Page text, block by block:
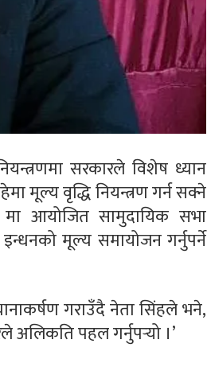
सरकारले विशेष ध्यान
मूल्य वृद्धि नियन्त्रण गर्न सक्ने
मा आयोजित सामुदायिक सभा
मूल्य समायोजन गर्नुपर्ने
गराउँदै नेता सिंहले भने,
अलिकति पहल गर्नुपर्‍यो ।’